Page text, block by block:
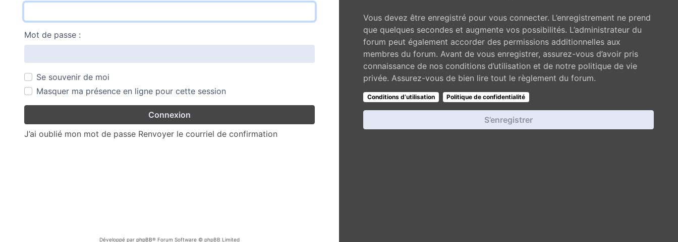
Mot de passe :
Se souvenir de moi
Masquer ma présence en ligne pour cette session
J’ai oublié mon mot de passe Renvoyer le courriel de confirmation
Développé par phpBB® Forum Software © phpBB Limited
Vous devez être enregistré pour vous connecter. L’enregistrement ne prend
que quelques secondes et augmente vos possibilités. L’administrateur du
forum peut également accorder des permissions additionnelles aux
membres du forum. Avant de vous enregistrer, assurez-vous d’avoir pris
connaissance de nos conditions d’utilisation et de notre politique de vie
privée. Assurez-vous de bien lire tout le règlement du forum.
Conditions d’utilisation Politique de confidentialité
S’enregistrer